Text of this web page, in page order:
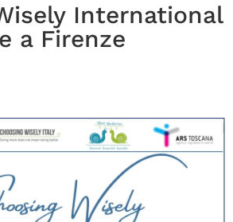
International
a Firenze